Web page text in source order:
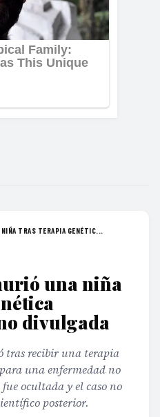
NIÑA TRAS TERAPIA GENÉTIC...
una niña
divulgada
tras recibir una terapia
una enfermedad no
ocultada y el caso no
posterior.